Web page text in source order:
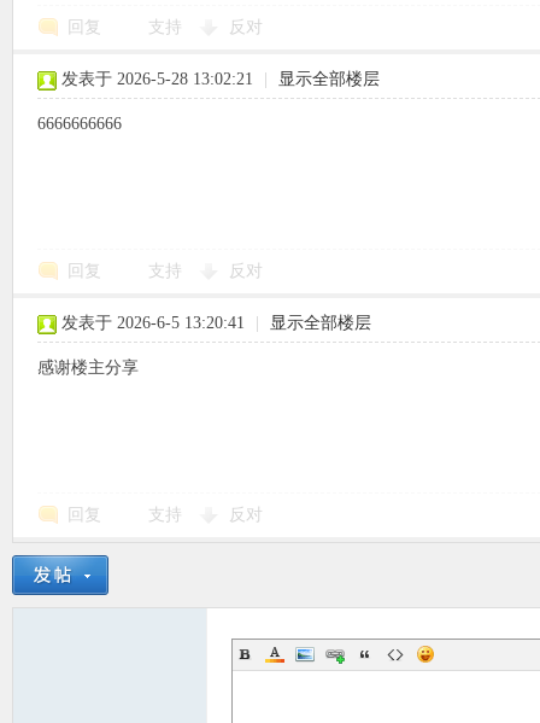
回复 支持 反对
发表于 2026-5-28 13:02:21 显示全部楼层
6666666666
回复 支持 反对
发表于 2026-6-5 13:20:41 显示全部楼层
感谢楼主分享
回复 支持 反对